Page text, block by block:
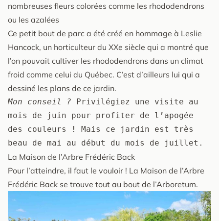
nombreuses fleurs colorées comme les rhododendrons
ou les azalées
Ce petit bout de parc a été créé en hommage à Leslie
Hancock, un horticulteur du XXe siècle qui a montré que
l’on pouvait cultiver les rhododendrons dans un climat
froid comme celui du Québec. C’est d’ailleurs lui qui a
dessiné les plans de ce jardin.
Mon conseil ? Privilégiez une visite au
mois de juin pour profiter de l’apogée
des couleurs ! Mais ce jardin est très
beau de mai au début du mois de juillet.
La Maison de l’Arbre Frédéric Back
Pour l’atteindre, il faut le vouloir ! La Maison de l’Arbre
Frédéric Back se trouve tout au bout de l’Arboretum.